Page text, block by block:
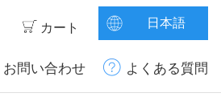
カート 日本語
お問い合わせ よくある質問